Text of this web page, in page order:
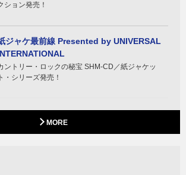
ション発売！
ジャケ最前線 Presented by UNIVERSAL
ントリー・ロックの秘宝 SHM-CD／紙ジャケッ
ト・シリーズ発売！
MORE